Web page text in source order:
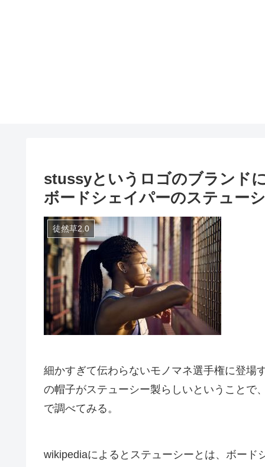
stussyというロゴのブランド
ボードシェイパーのステュー
徒然草2.0
細かすぎて伝わらないモノマネ選手権に登場
の帽子がステューシー製らしいということで
で調べてみる。
wikipediaによるとステューシーとは、ボー